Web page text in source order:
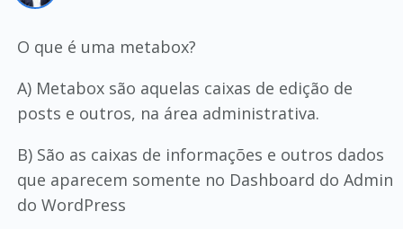
O que é uma metabox?
A) Metabox são aquelas caixas de edição de
posts e outros, na área administrativa.
B) São as caixas de informações e outros dados
que aparecem somente no Dashboard do Admin
do WordPress